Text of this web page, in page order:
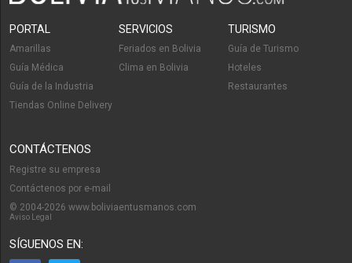
PORTAL
Amarillas
Guía Médica
Guía de la Industria
Tiendas Online Delivery
SERVICIOS
Feriados en Bolivia
Clima en Bolivia
TURISMO
Guía de Turismo
Hoteles
Restaurantes
CONTÁCTENOS
Registre su empresa
Contáctenos por e-mail
© 2004-2026 www.boliviaentusmanos.com
Aviso Legal
SÍGUENOS EN: